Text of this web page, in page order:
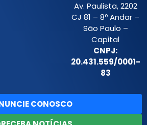
Av. Paulista, 2202
CJ 81 – 8º Andar –
São Paulo –
Capital
CNPJ:
20.431.559/0001-
83
CONOSCO